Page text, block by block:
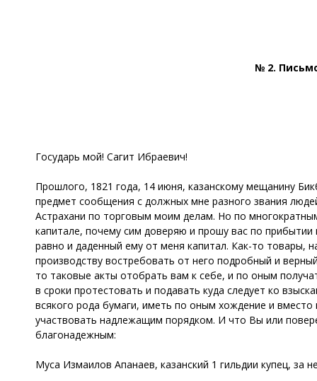
№ 2.
Государь мой! Сагит Ибраевич!
Прошлого, 1821 года, 14 июня, казанскому мещанину
предмет сообщения с должных мне разного звания
Астрахани по торговым моим делам. Но по
капитале, почему сим доверяю и прошу вас по
равно и даденный ему от меня капитал. Как-то товары,
производству востребовать от него подробный и
то таковые акты отобрать вам к себе, и по оным
в сроки протестовать и подавать куда следует ко
всякого рода бумаги, иметь по оным хождение и
участвовать надлежащим порядком. И что Вы или
благонадежным:
Муса Измаилов Апанаев, казанский 1 гильдии купец, за